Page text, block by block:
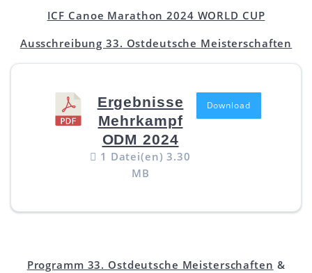
ICF Canoe Marathon 2024 WORLD CUP
Ausschreibung 33. Ostdeutsche Meisterschaften
Ergebnisse
Mehrkampf
ODM 2024
1 Datei(en)3.30
MB
Download
Programm 33. Ostdeutsche Meisterschaften &